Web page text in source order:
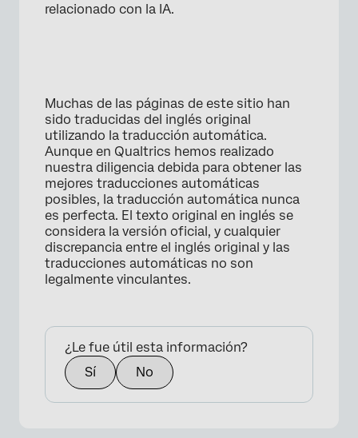
relacionado con la IA.
Muchas de las páginas de este sitio han
sido traducidas del inglés original
utilizando la traducción automática.
Aunque en Qualtrics hemos realizado
nuestra diligencia debida para obtener las
mejores traducciones automáticas
posibles, la traducción automática nunca
es perfecta. El texto original en inglés se
considera la versión oficial, y cualquier
discrepancia entre el inglés original y las
traducciones automáticas no son
legalmente vinculantes.
¿Le fue útil esta información?
Sí
No